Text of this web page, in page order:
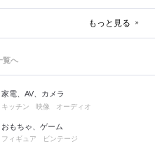
もっと見る
覧へ
家電、AV、カメラ
キッチン 映像 オーディオ
おもちゃ、ゲーム
フィギュア ビンテージ